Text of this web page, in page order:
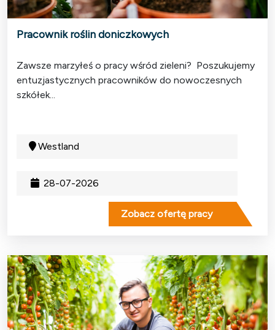
Pracownik roślin doniczkowych
28-07-2026
Westland
Zawsze marzyłeś o pracy wśród zieleni? Poszukujemy
entuzjastycznych pracowników do nowoczesnych
szkółek...
Zobacz ofertę pracy